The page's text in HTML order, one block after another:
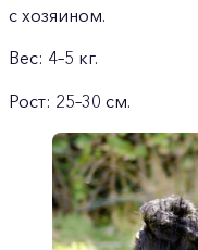
с хозяином.
Вес: 4–5 кг.
Рост: 25–30 см.